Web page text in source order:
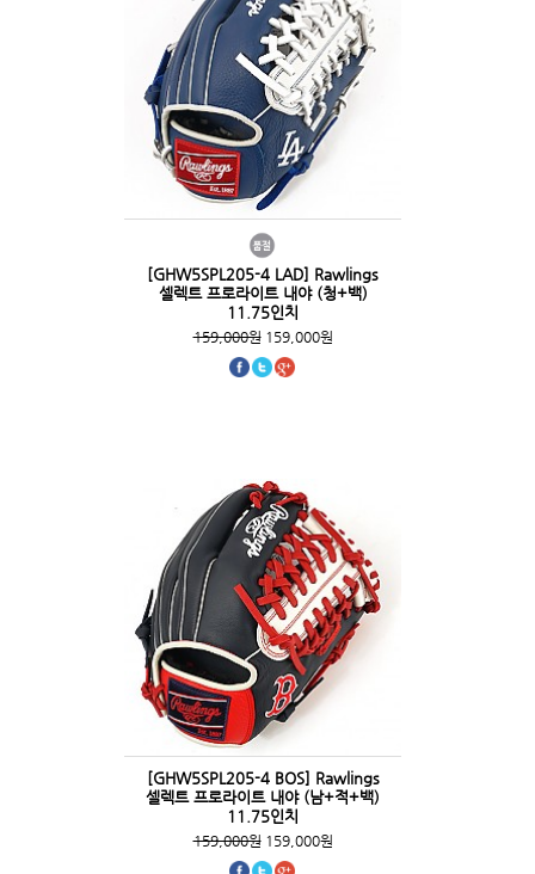
[GHW5SPL205-4 LAD] Rawlings
셀렉트 프로라이트 내야 (청+백)
11.75인치
159,000원159,000원
[GHW5SPL205-4 BOS] Rawlings
셀렉트 프로라이트 내야 (남+적+백)
11.75인치
159,000원159,000원